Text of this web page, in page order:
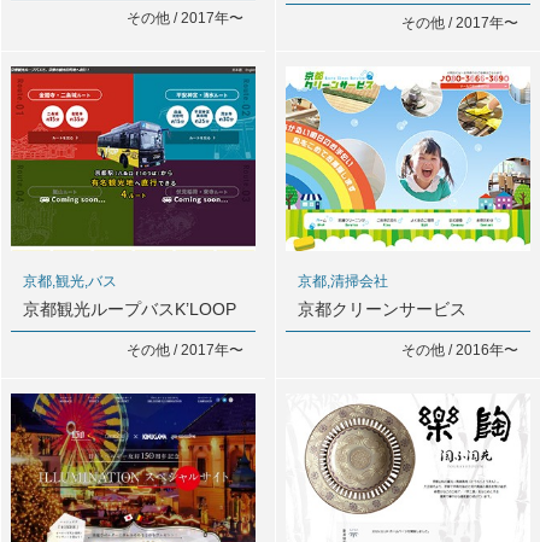
その他 / 2017年〜 その他 / 2017年〜
京都,観光,バス
京都観光ループバスK’LOOP
その他 / 2017年〜
京都,清掃会社
京都クリーンサービス
その他 / 2016年〜